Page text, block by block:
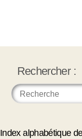
Rechercher :
Index alphabétique